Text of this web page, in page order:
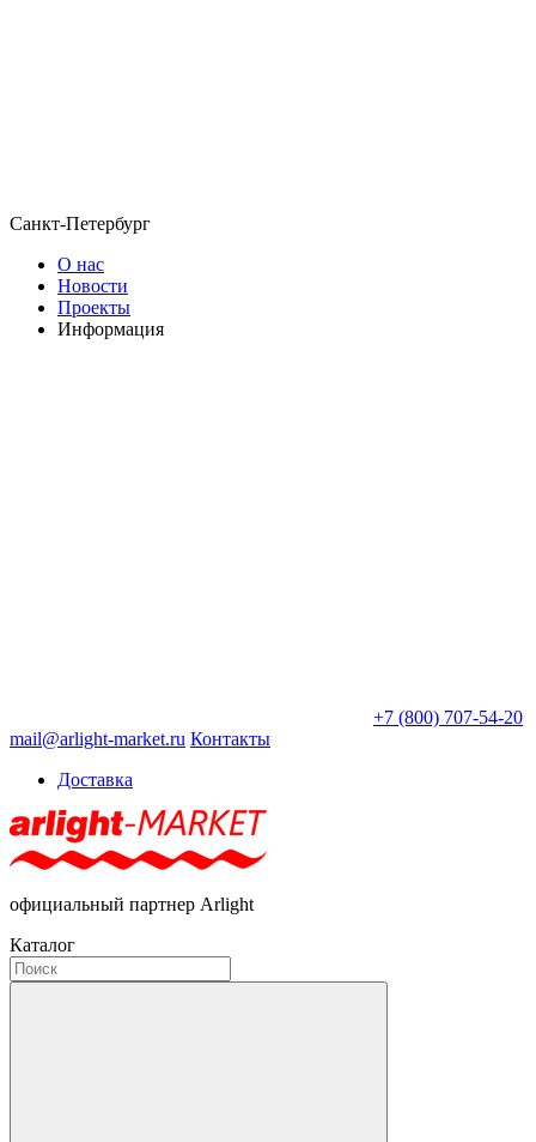
Санкт-Петербург
О нас
Новости
Проекты
Информация
+7 (800) 707-54-20
mail@arlight-market.ru Контакты
Доставка
официальный партнер Arlight
Каталог